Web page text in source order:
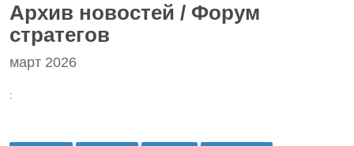
Архив новостей / Форум
стратегов
март 2026
: